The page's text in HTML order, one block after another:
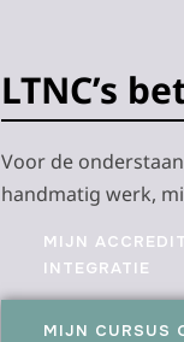
LTNC’s
Voor de
handmatig werk,
MIJN
INTEGRATIE
MIJN CURSUS